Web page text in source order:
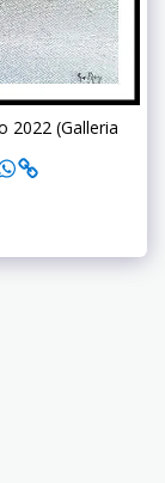
2022 (Galleria